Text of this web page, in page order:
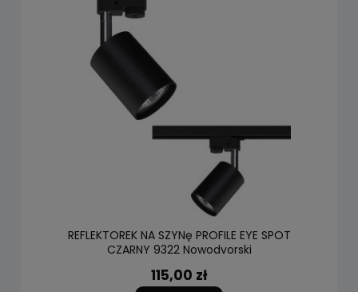
REFLEKTOREK NA SZYNę PROFILE EYE SPOT
CZARNY 9322 Nowodvorski
115,00 zł